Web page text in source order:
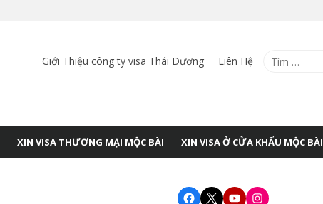
Tìm
Giới Thiệu công ty visa Thái Dương Liên Hệ
XIN VISA THƯƠNG MẠI MỘC BÀI XIN VISA Ở CỬA KHẨU MỘC BÀI
Facebook
TwitterYoutubeInstagram